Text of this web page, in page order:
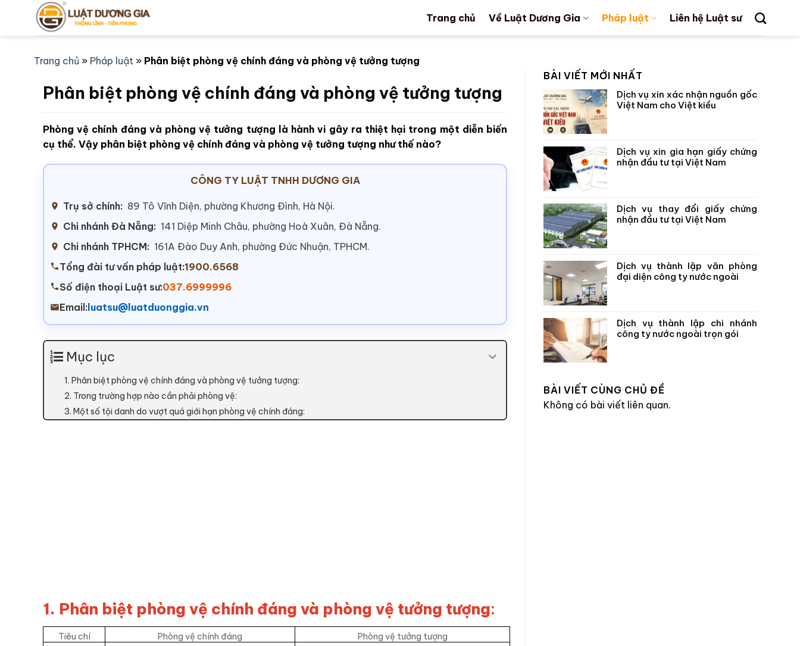
Trang chủ Về Luật Dương Gia Pháp luật Liên hệ Luật sư
Trang chủ » Pháp luật » Phân biệt phòng vệ chính đáng và phòng vệ tưởng tượng
Phân biệt phòng vệ chính đáng và phòng vệ tưởng tượng
Phòng vệ chính đáng và phòng vệ tưởng tượng là hành vi gây ra thiệt hại trong một diễn biến
cụ thể. Vậy phân biệt phòng vệ chính đáng và phòng vệ tưởng tượng như thế nào?
CÔNG TY LUẬT TNHH DƯƠNG GIA
Trụ sở chính: 89 Tô Vĩnh Diện, phường Khương Đình, Hà Nội.
Chi nhánh Đà Nẵng: 141 Diệp Minh Châu, phường Hoà Xuân, Đà Nẵng.
Chi nhánh TPHCM: 161A Đào Duy Anh, phường Đức Nhuận, TPHCM.
Tổng đài tư vấn pháp luật:1900.6568
Số điện thoại Luật sư:037.6999996
Email: luatsu@luatduonggia.vn
Mục lục
1. Phân biệt phòng vệ chính đáng và phòng vệ tưởng tượng:
2. Trong trường hợp nào cần phải phòng vệ:
3. Một số tội danh do vượt quá giới hạn phòng vệ chính đáng:
1. Phân biệt phòng vệ chính đáng và phòng vệ tưởng tượng:
Tiêu chí Phòng vệ chính đáng
Phòng vệ tưởng tượng
BÀI VIẾT MỚI NHẤT
Dịch vụ xin xác nhận nguồn gốc
Việt Nam cho Việt kiều
Dịch vụ xin gia hạn giấy chứng
nhận đầu tư tại Việt Nam
Dịch vụ thay đổi giấy chứng
nhận đầu tư tại Việt Nam
Dịch vụ thành lập văn phòng
đại diện công ty nước ngoài
Dịch vụ thành lập chi nhánh
công ty nước ngoài trọn gói
BÀI VIẾT CÙNG CHỦ ĐỀ
Không có bài viết liên quan.